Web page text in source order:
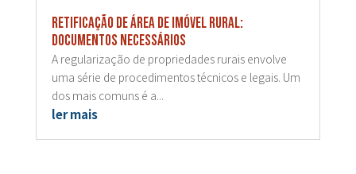
Retificação de área de imóvel rural:
documentos necessários
A regularização de propriedades rurais envolve
uma série de procedimentos técnicos e legais. Um
dos mais comuns é a...
ler mais